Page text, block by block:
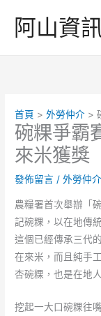
阿山資
首頁 外勞仲介
碗粿爭霸
來米獲獎
發佈留言 /外勞仲介
農糧署首次舉辦「
記碗粿，以在地傳
這個已經傳承三代
在來米，而且純手
杏碗粿，也是在地
挖起一大口碗粿往